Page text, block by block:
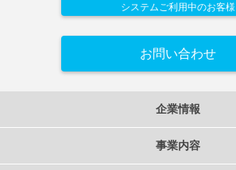
システムご利用中のお客様
お問い合わせ
企業情報
事業内容